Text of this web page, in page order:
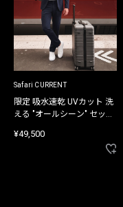
Safari CURRENT
限定 吸水速乾 UVカット 洗
える "オールシーン" セット
¥49,500